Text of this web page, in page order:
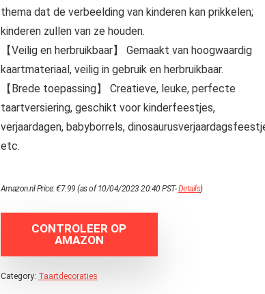
thema dat de verbeelding van kinderen kan prikkelen;
kinderen zullen van ze houden.
【Veilig en herbruikbaar】 Gemaakt van hoogwaardig
kaartmateriaal, veilig in gebruik en herbruikbaar.
【Brede toepassing】 Creatieve, leuke, perfecte
taartversiering, geschikt voor kinderfeestjes,
verjaardagen, babyborrels,
etc.
Amazon.nl Price:€7.99 (as of 10/04/2023 20:40 PST-Details)
CONTROLEER OP
AMAZON
Category: Taartdecoraties